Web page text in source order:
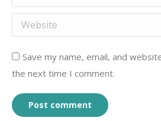
Website
Save my name, email, and
the next time I comment.
Post comment